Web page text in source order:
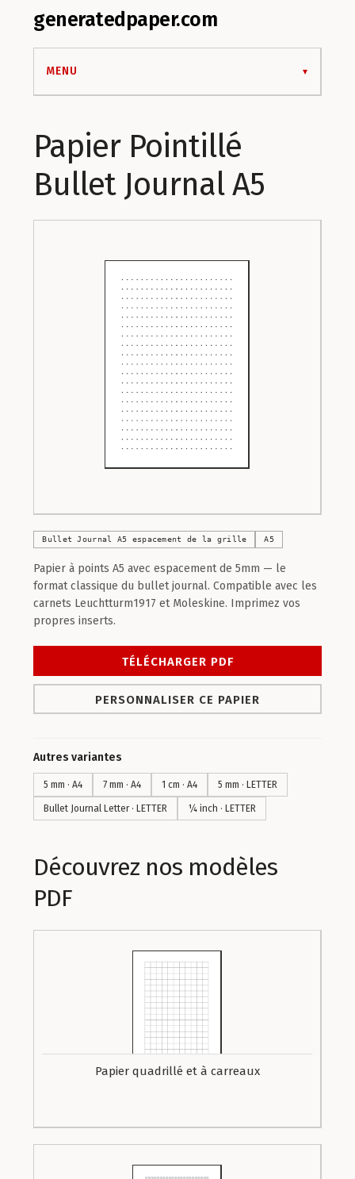
generatedpaper.com
MENU
Papier Pointillé
Bullet Journal A5
Bullet Journal A5 espacement de la grille A5
Papier à points A5 avec espacement de 5mm — le
format classique du bullet journal. Compatible avec les
carnets Leuchtturm1917 et Moleskine. Imprimez vos
propres inserts.
TÉLÉCHARGER PDF
PERSONNALISER CE PAPIER
Autres variantes
5 mm · A4 7 mm · A4 1 cm · A4 5 mm · LETTER
Bullet Journal Letter · LETTER ¼ inch · LETTER
Découvrez nos modèles
PDF
Papier quadrillé et à carreaux